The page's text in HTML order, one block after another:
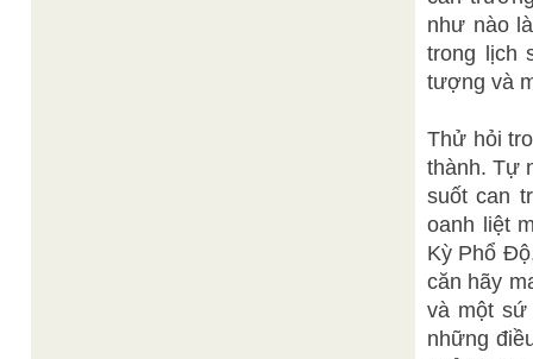
như nào
trong lịch
tượng và
Thử hỏi
thành. Tự
suốt can
oanh liệt
Kỳ Phổ
căn hãy
và một sứ
những